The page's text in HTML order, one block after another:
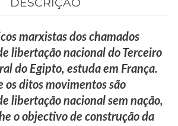
marxistas dos chamados
libertação nacional do Terceiro
do Egipto, estuda em França.
os ditos movimentos são
libertação nacional sem nação,
o objectivo de construção da